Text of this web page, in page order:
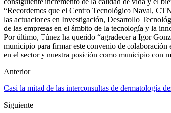
“Recordemos que el Centro Tecnológico Naval,
las actuaciones en Investigación, Desarrollo
de las empresas en el ámbito de la tecnología y la
Por último, Túnez ha querido “agradecer a Igor
municipio para firmar este convenio de colaboración
en el sector y nuestra posición como municipio con
Anterior
Casi la mitad de las interconsultas de dermatología
Siguiente